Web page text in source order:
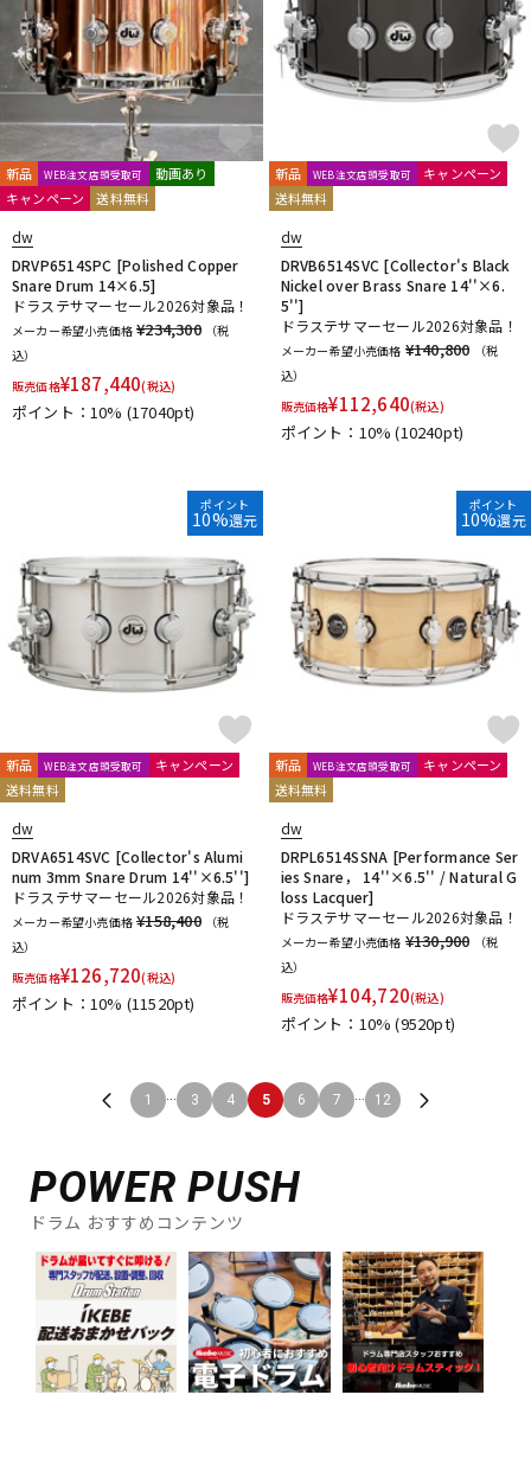
新品 WEB注文店頭受取可
動画あり
キャンペーン
送料無料
dw
DRVP6514SPC [Polished Copper
Snare Drum 14×6.5]
ドラステサマーセール2026対象品！
メーカー希望小売価格 ¥234,300
（税
込）
販売価格¥187,440(税込)
ポイント：10% (17040pt)
新品 WEB注文店頭受取可
キャンペーン
送料無料
dw
DRVB6514SVC [Collector's Black
Nickel over Brass Snare 14''×6.
5'']
ドラステサマーセール2026対象品！
メーカー希望小売価格 ¥140,800
（税
込）
販売価格¥112,640(税込)
ポイント：10%(10240pt)
ポイント
10%還元
新品 WEB注文店頭受取可
キャンペーン
送料無料
dw
DRVA6514SVC [Collector's Alumi
num 3mm Snare Drum 14''×6.5'']
ドラステサマーセール2026対象品！
メーカー希望小売価格 ¥158,400
（税
込）
販売価格¥126,720(税込)
ポイント：10% (11520pt)
ポイント
10%還元
新品 WEB注文店頭受取可
キャンペーン
送料無料
dw
DRPL6514SSNA [Performance Ser
ies Snare， 14''×6.5'' / Natural G
loss Lacquer]
ドラステサマーセール2026対象品！
メーカー希望小売価格 ¥130,900
（税
込）
販売価格¥104,720(税込)
ポイント：10%(9520pt)
1 ... 3 4 5 6 7 ... 12
POWER PUSH
ドラム おすすめコンテンツ